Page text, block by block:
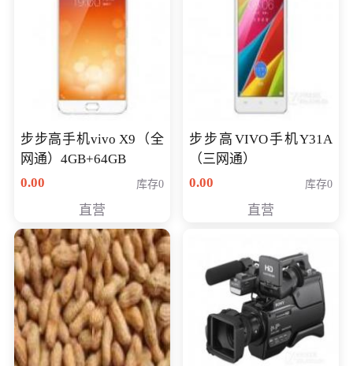
步步高手机vivo X9（全
网通）4GB+64GB
0.00
库存0
直营
步步高VIVO手机Y31A
（三网通）
0.00
库存0
直营